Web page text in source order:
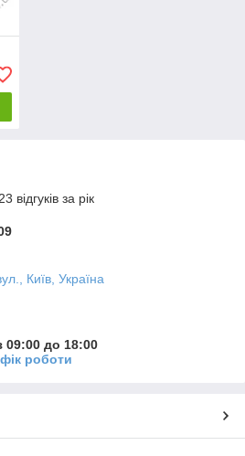
відгуків за рік
Київ, Україна
09:00 до 18:00
роботи